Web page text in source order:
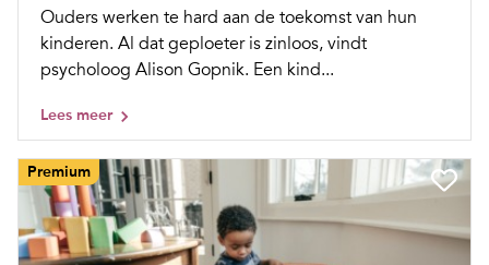
Ouders werken te hard aan de toekomst van hun
kinderen. Al dat geploeter is zinloos, vindt
psycholoog Alison Gopnik. Een kind...
Lees meer
Premium